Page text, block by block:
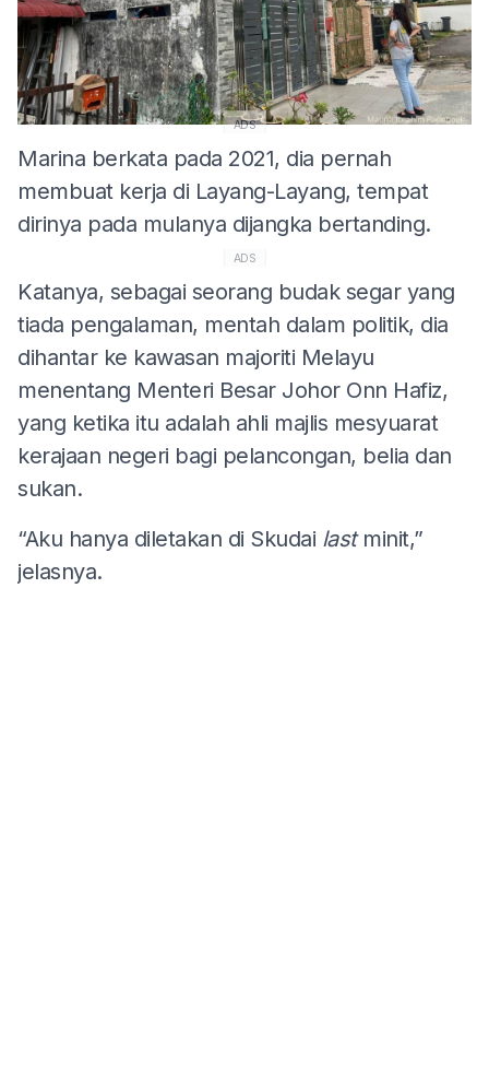
ADS
Marina berkata pada 2021, dia pernah
membuat kerja di Layang-Layang, tempat
dirinya pada mulanya dijangka bertanding.
ADS
Katanya, sebagai seorang budak segar yang
tiada pengalaman, mentah dalam politik, dia
dihantar ke kawasan majoriti Melayu
menentang Menteri Besar Johor Onn Hafiz,
yang ketika itu adalah ahli majlis mesyuarat
kerajaan negeri bagi pelancongan, belia dan
sukan.
“Aku hanya diletakan di Skudai lastminit,”
jelasnya.